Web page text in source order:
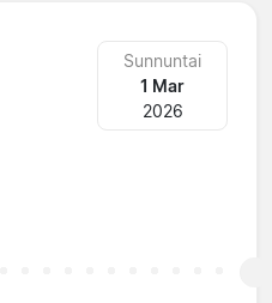
Sunnuntai
1 Mar
2026